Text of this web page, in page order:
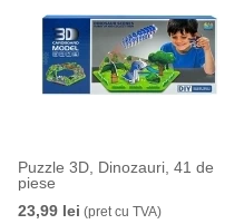
Puzzle 3D, Dinozauri, 41 de
piese
23,99 lei (pret cu TVA)